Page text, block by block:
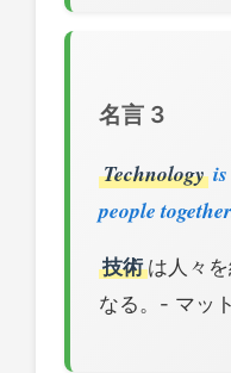
名言 3
Technology
people
技術は人々
なる。- マッ